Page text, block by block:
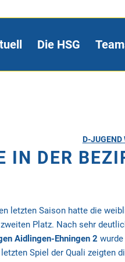
Die HSG
D-JUGEND
IN DER
letzten Saison hatte die
Platz. Nach sehr
Aidlingen-Ehningen 2
Spiel der Quali zeigten